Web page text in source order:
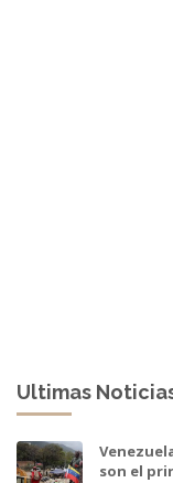
Ultimas
son el